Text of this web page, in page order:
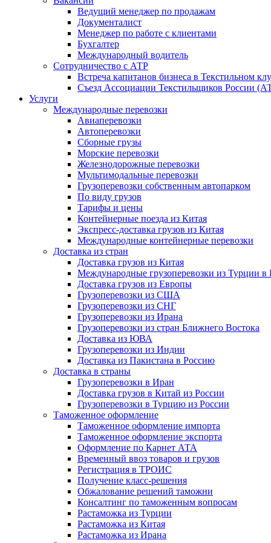
Ведущий менеджер по продажам
Документалист
Менеджер по работе с клиентами
Бухгалтер
Международный водитель
Сотрудничество с АТР
Встреча капитанов бизнеса в Текстильном
Съезд Ассоциации Текстильщиков России
Услуги
Международные перевозки
Авиаперевозки
Автоперевозки
Сборные грузы
Морские перевозки
Железнодорожные перевозки
Мультимодальные перевозки
Грузоперевозки собственным автопарком
По виду грузов
Тарифы и цены
Контейнерные поезда из Китая
Экспресс-доставка грузов из Китая
Международные контейнерные перевозки
Доставка из стран
Доставка грузов из Китая
Международные грузоперевозки из Турции в
Доставка грузов из Европы
Грузоперевозки из США
Грузоперевозки из СНГ
Грузоперевозки из Ирана
Грузоперевозки из стран Ближнего Востока
Доставка из ЮВА
Грузоперевозки из Индии
Доставка из Пакистана в Россию
Доставка в страны
Грузоперевозки в Иран
Доставка грузов в Китай из России
Грузоперевозки в Турцию из России
Таможенное оформление
Таможенное оформление импорта
Таможенное оформление экспорта
Оформление по Карнет АТА
Временный ввоз товаров и грузов
Регистрация в ТРОИС
Получение класс-решения
Обжалование решений таможни
Консалтинг по таможенным вопросам
Растаможка из Турции
Растаможка из Китая
Растаможка из Ирана